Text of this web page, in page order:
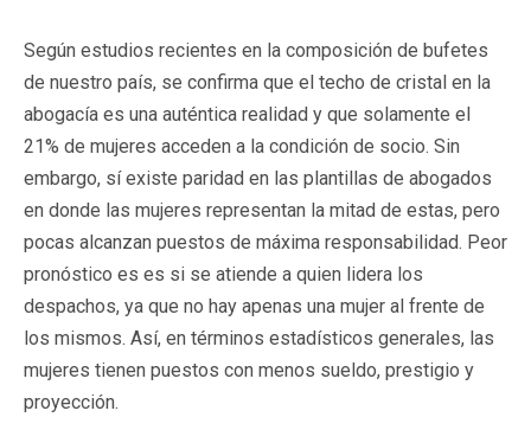
Según estudios recientes en la composición de bufetes
de nuestro país, se confirma que el techo de cristal en la
abogacía es una auténtica realidad y que solamente el
21% de mujeres acceden a la condición de socio. Sin
embargo, sí existe paridad en las plantillas de abogados
en donde las mujeres representan la mitad de estas, pero
pocas alcanzan puestos de máxima responsabilidad. Peor
pronóstico es es si se atiende a quien lidera los
despachos, ya que no hay apenas una mujer al frente de
los mismos. Así, en términos estadísticos generales, las
mujeres tienen puestos con menos sueldo, prestigio y
proyección.